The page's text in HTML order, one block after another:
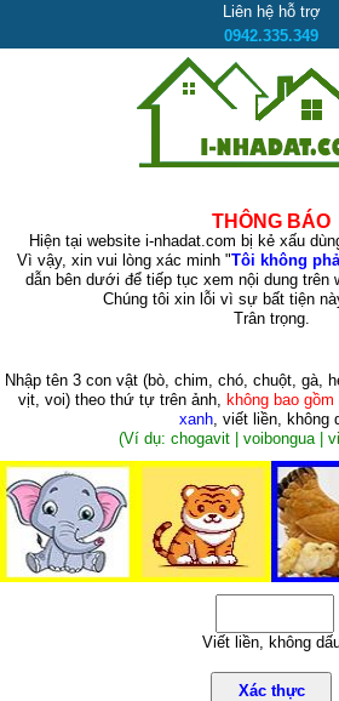
Liên hệ hỗ trợ
0942.335.349
THÔNG BÁO
Hiện tại website i-nhadat.com bị kẻ xấu
Vì vậy, xin vui lòng xác minh "Tôi không
dẫn bên dưới để tiếp tục xem nội dung trên
Chúng tôi xin lỗi vì sự bất tiện
Trân trọng.
Nhập tên 3 con vật (bò, chim, chó, chuột, gà,
vịt, voi)theo thứ tự trên ảnh, không bao gồm
xanh, viết liền, không
(Ví dụ: chogavit | voibongua |
Viết liền, không
Xác thực